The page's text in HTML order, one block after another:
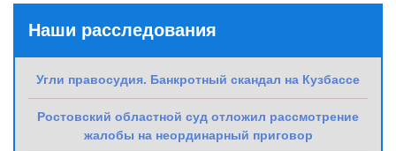
Наши расследования
Угли правосудия. Банкротный скандал на Кузбассе
Ростовский областной суд отложил рассмотрение
жалобы на неординарный приговор